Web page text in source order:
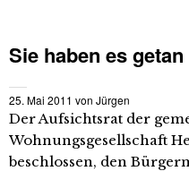
Sie haben es getan
25. Mai 2011 von Jürgen
Der Aufsichtsrat der
Wohnungsgesellschaft
beschlossen, den